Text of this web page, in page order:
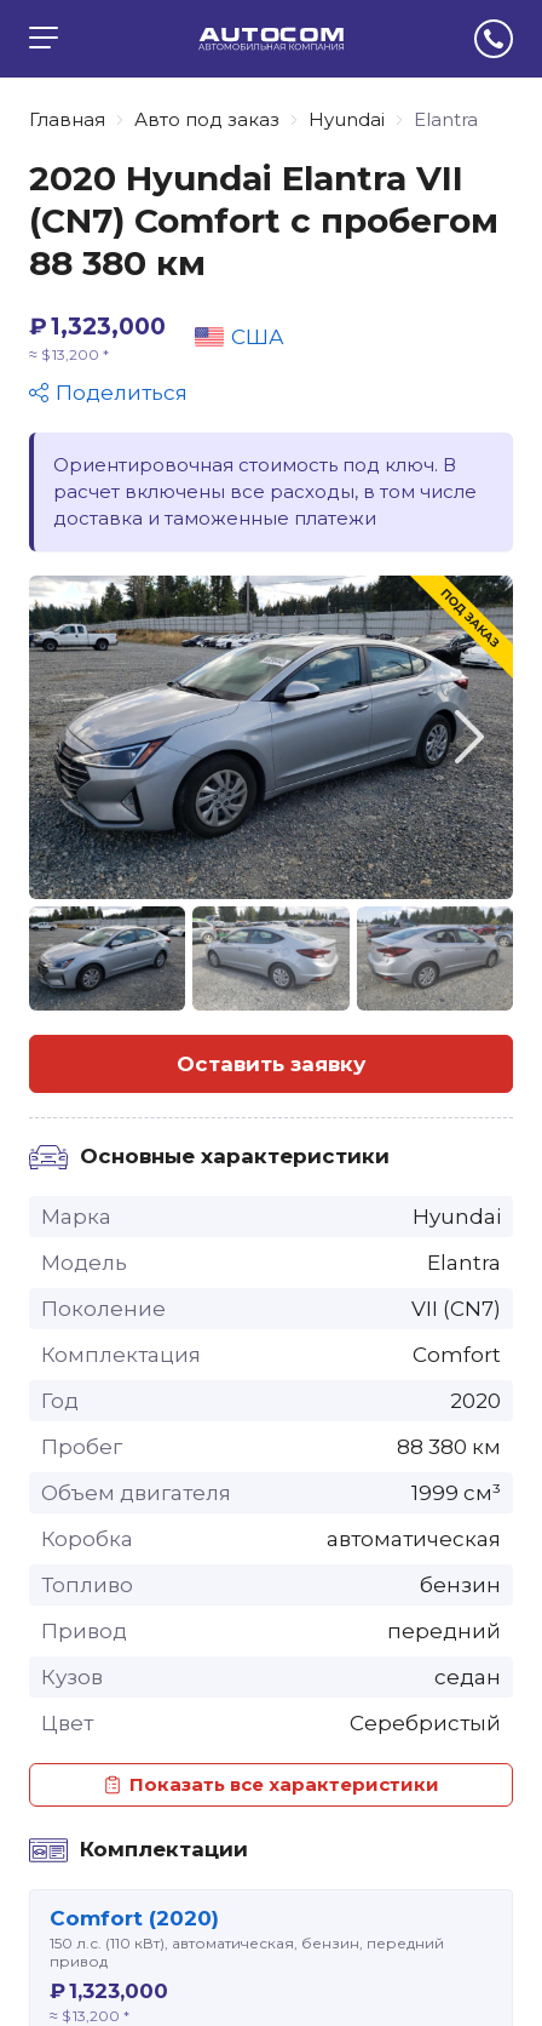
Главная Авто под заказ Hyundai Elantra
2020 Hyundai Elantra VII
(CN7) Comfort с пробегом
88 380 км
₽ 1,323,000
≈ $ 13,200 *
США
Поделиться
Ориентировочная стоимость под ключ. В
расчет включены все расходы, в том числе
доставка и таможенные платежи
Основные характеристики
Марка
Hyundai
Модель
Elantra
Поколение
VII (CN7)
Комплектация
Comfort
Год
2020
Пробег
88 380 км
Объем двигателя
1999 см³
Коробка
автоматическая
Топливо
бензин
Привод
передний
Кузов
седан
Цвет
Серебристый
Показать все характеристики
Оставить заявку
Комплектации
Comfort (2020)
150 л.с. (110 кВт), автоматическая, бензин, передний
привод
₽ 1,323,000
≈ $ 13,200 *